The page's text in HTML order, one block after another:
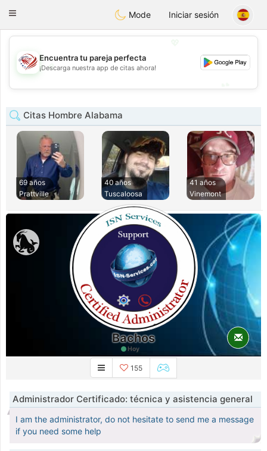
StatesDating
Toggle
Mode Iniciar sesión
💖
💕
Encuentra tu pareja perfecta
¡Descarga nuestra app de citas ahora!
Citas Hombre Alabama
69 años
Prattville
40 años
Tuscaloosa
41 años
Vinemont
Bachos
Hoy
155
Administrador Certificado: técnica y asistencia general
I am the administrator, do not hesitate to send me a message
if you need some help